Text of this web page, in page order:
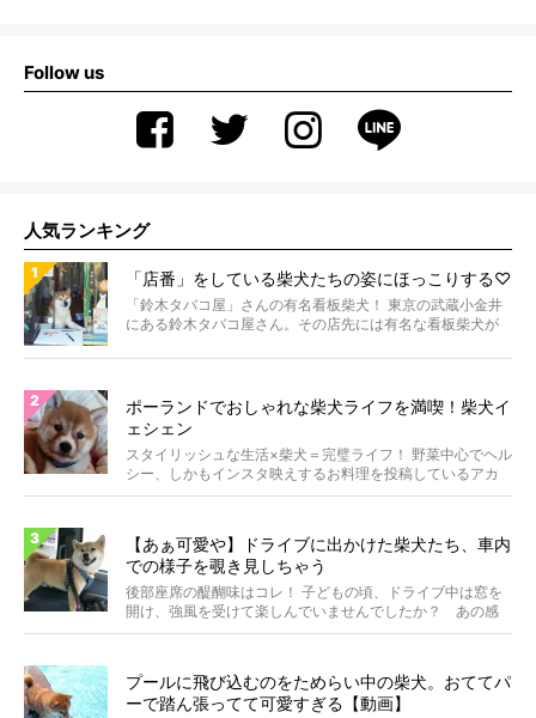
Follow us
人気ランキング
「店番」をしている柴犬たちの姿にほっこりする♡
「鈴木タバコ屋」さんの有名看板柴犬！ 東京の武蔵小金井
にある鈴木タバコ屋さん。その店先には有名な看板柴犬が
ポーランドでおしゃれな柴犬ライフを満喫！柴犬イ
ェシェン
スタイリッシュな生活×柴犬＝完璧ライフ！ 野菜中心でヘル
シー、しかもインスタ映えするお料理を投稿しているアカ
ウ...
【あぁ可愛や】ドライブに出かけた柴犬たち、車内
での様子を覗き見しちゃう
後部座席の醍醐味はコレ！ 子どもの頃、ドライブ中は窓を
開け、強風を受けて楽しんでいませんでしたか？ あの感
じが...
プールに飛び込むのをためらい中の柴犬。おててパ
ーで踏ん張ってて可愛すぎる【動画】